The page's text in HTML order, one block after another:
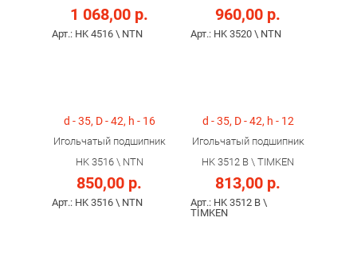
1 068,00 р.
Арт.: HK 4516 \ NTN
960,00 р.
Арт.: HK 3520 \ NTN
d - 35, D - 42, h - 16
Игольчатый подшипник
HK 3516 \ NTN
850,00 р.
Арт.: HK 3516 \ NTN
d - 35, D - 42, h - 12
Игольчатый подшипник
HK 3512 B \ TIMKEN
813,00 р.
Арт.: HK 3512 B \
TIMKEN